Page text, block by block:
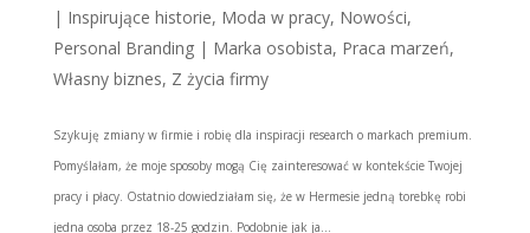
| Inspirujące historie, Moda w pracy, Nowości,
Personal Branding | Marka osobista, Praca marzeń,
Własny biznes, Z życia firmy
Szykuję zmiany w firmie i robię dla inspiracji research o markach premium.
Pomyślałam, że moje sposoby mogą Cię zainteresować w kontekście Twojej
pracy i płacy. Ostatnio dowiedziałam się, że w Hermesie jedną torebkę robi
jedna osoba przez 18-25 godzin. Podobnie jak ja...